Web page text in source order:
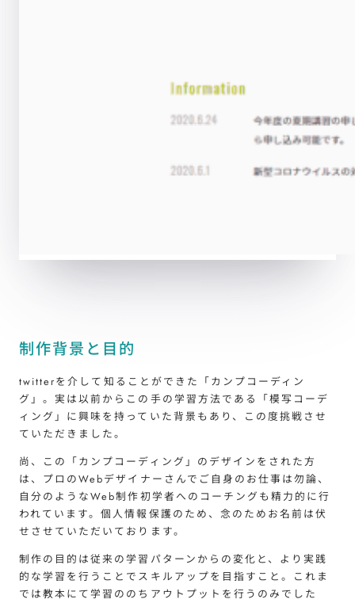
制作背景と目的
twitterを介して知ることができた「カンプコーディン
グ」。実は以前からこの手の学習方法である「模写コーデ
ィング」に興味を持っていた背景もあり、この度挑戦させ
ていただきました。
尚、この「カンプコーディング」のデザインをされた方
は、プロのWebデザイナーさんでご自身のお仕事は勿論、
自分のようなWeb制作初学者へのコーチングも精力的に行
われています。個人情報保護のため、念のためお名前は伏
せさせていただいております。
制作の目的は従来の学習パターンからの変化と、より実践
的な学習を行うことでスキルアップを目指すこと。これま
では教本にて学習ののちアウトプットを行うのみでした